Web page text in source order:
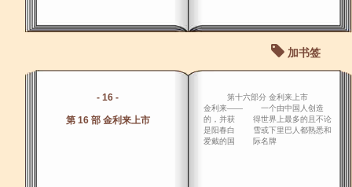
加书签
- 16 -
第 16 部 金利来上市
第十六部分 金利来上市
金利来―― 一个由中国人创造
的，并获 得世界上最多的且不论
是阳春白 雪或下里巴人都熟悉和
爱戴的国 际名牌